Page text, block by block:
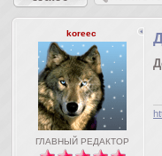
koreec
ГЛАВНЫЙ РЕДАКТОР